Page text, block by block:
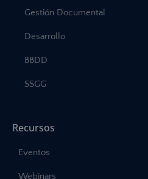
Gestión Documental
Desarrollo
BBDD
SSGG
Recursos
Eventos
Webinars